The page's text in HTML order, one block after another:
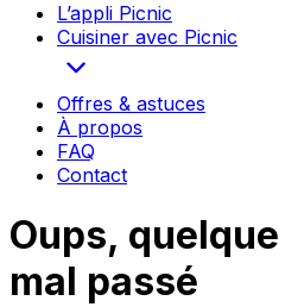
L’appli Picnic
Cuisiner avec Picnic
Offres & astuces
À propos
FAQ
Contact
Oups,
mal passé